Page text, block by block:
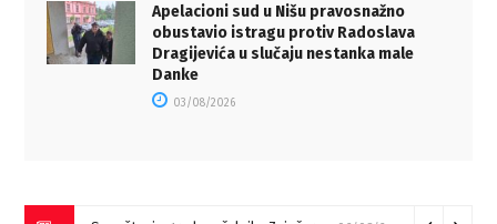
Apelacioni sud u Nišu pravosnažno
obustavio istragu protiv Radoslava
Dragijevića u slučaju nestanka male
Danke
03/08/2026